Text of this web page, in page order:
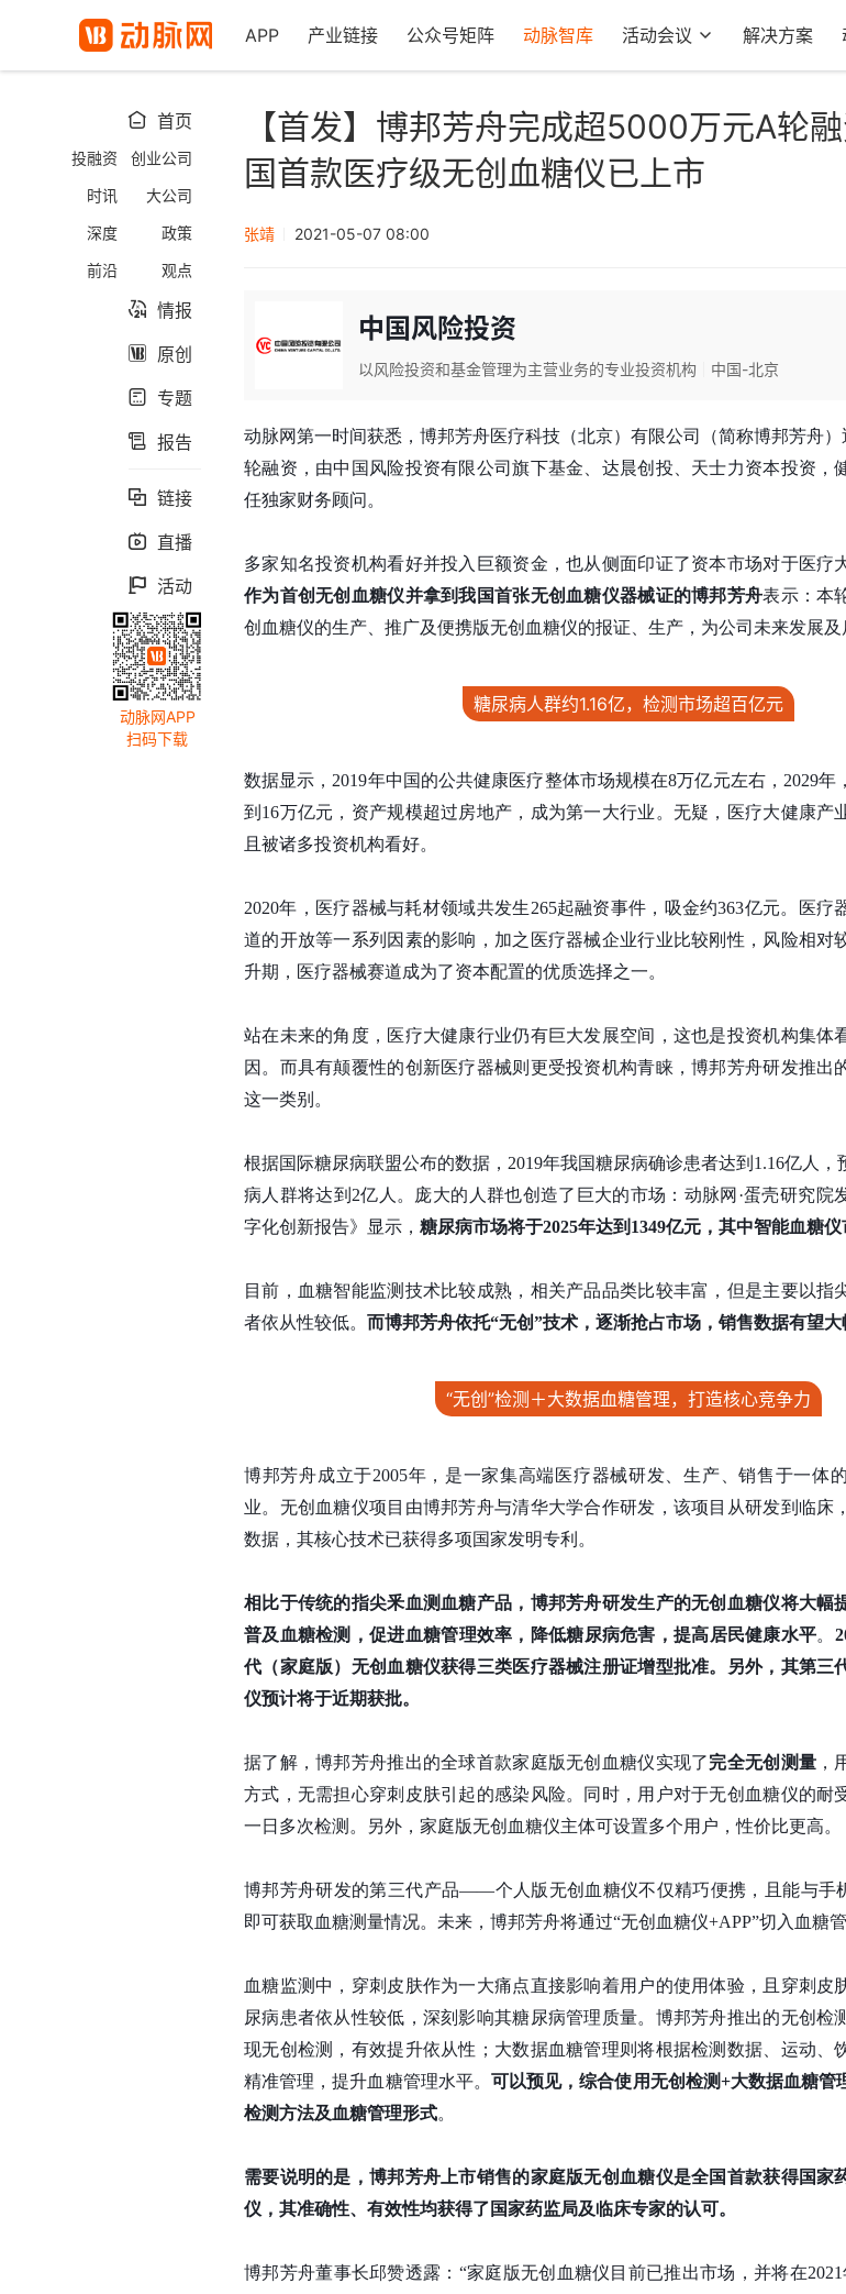
APP 产业链接 公众号矩阵 动脉智库 活动会议 解决方案
 首页
投融资
创业公司
时讯
大公司
深度
政策
前沿
观点
 情报
 原创
 专题
 报告
 链接
 直播
 活动
动脉网APP
扫码下载
【首发】博邦芳舟完成超5000万元A轮
国首款医疗级无创血糖仪已上市
张靖 2021-05-07 08:00
中国风险投资
以风险投资和基金管理为主营业务的专业投资机构 中国-北京
动脉网第一时间获悉，博邦芳舟医疗科技（北京）有限公司（简称博邦芳舟）
轮融资，由中国风险投资有限公司旗下基金、达晨创投、天士力资本投资，
任独家财务顾问。
多家知名投资机构看好并投入巨额资金，也从侧面印证了资本市场对于医疗
作为首创无创血糖仪并拿到我国首张无创血糖仪器械证的博邦芳舟表示：本
创血糖仪的生产、推广及便携版无创血糖仪的报证、生产，为公司未来发展及
糖尿病人群约1.16亿，检测市场超百亿元
数据显示，2019年中国的公共健康医疗整体市场规模在8万亿元左右，2029年
到16万亿元，资产规模超过房地产，成为第一大行业。无疑，医疗大健康产
且被诸多投资机构看好。
2020年，医疗器械与耗材领域共发生265起融资事件，吸金约363亿元。医疗
道的开放等一系列因素的影响，加之医疗器械企业行业比较刚性，风险相对
升期，医疗器械赛道成为了资本配置的优质选择之一。
站在未来的角度，医疗大健康行业仍有巨大发展空间，这也是投资机构集体
因。而具有颠覆性的创新医疗器械则更受投资机构青睐，博邦芳舟研发推出
这一类别。
根据国际糖尿病联盟公布的数据，2019年我国糖尿病确诊患者达到1.16亿人，
病人群将达到2亿人。庞大的人群也创造了巨大的市场：动脉网·蛋壳研究院
字化创新报告》显示， 糖尿病市场将于2025年达到1349亿元，其中智能血糖仪
目前，血糖智能监测技术比较成熟，相关产品品类比较丰富，但是主要以指
者依从性较低。 而博邦芳舟依托“无创”技术，逐渐抢占市场，销售数据有望大
“无创”检测＋大数据血糖管理，打造核心竞争力
博邦芳舟成立于2005年，是一家集高端医疗器械研发、生产、销售于一体
业。无创血糖仪项目由博邦芳舟与清华大学合作研发，该项目从研发到临床
数据，其核心技术已获得多项国家发明专利。
相比于传统的指尖釆血测血糖产品，博邦芳舟研发生产的无创血糖仪将大幅
普及血糖检测，促进血糖管理效率，降低糖尿病危害，提高居民健康水平。
代（家庭版）无创血糖仪获得三类医疗器械注册证增型批准。
另外，其第三
仪预计将于近期获批。
据了解，博邦芳舟推出的全球首款家庭版无创血糖仪实现了完全无创测量 ，
方式，无需担心穿刺皮肤引起的感染风险。同时，用户对于无创血糖仪的耐
一日多次检测。另外，家庭版无创血糖仪主体可设置多个用户，性价比更高。
博邦芳舟研发的第三代产品——个人版无创血糖仪不仅精巧便携，且能与手
即可获取血糖测量情况。未来，博邦芳舟将通过“无创血糖仪+APP”切入血糖管
血糖监测中，穿刺皮肤作为一大痛点直接影响着用户的使用体验，且穿刺皮
尿病患者依从性较低，深刻影响其糖尿病管理质量。博邦芳舟推出的无创检
现无创检测，有效提升依从性；大数据血糖管理则将根据检测数据、运动、
精准管理，提升血糖管理水平。 可以预见，综合使用无创检测+大数据血糖管
检测方法及血糖管理形式。
需要说明的是，博邦芳舟上市销售的家庭版无创血糖仪是全国首款获得国家
仪，其准确性、有效性均获得了国家药监局及临床专家的认可。
博邦芳舟董事长邱赞透露：“家庭版无创血糖仪目前已推出市场，并将在2021